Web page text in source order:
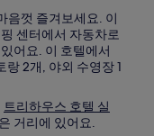
음껏 즐겨보세요. 이
센터에서 자동차로
어요. 이 호텔에서
2개, 야외 수영장 1
트리하우스 호텔 실
거리에 있어요.